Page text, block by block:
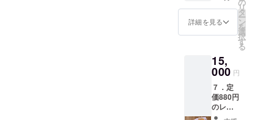
ルト引
と商品
をお送
た、レ
トルト
そのも
のは完
成次
第、
名前、
のご住
所、
スを必
ずご明
記くだ
さい。
プロ
ジェク
換番号
とお名
りしま
す。プ
クト終
了２ヶ
月後、
き）３
枚を、
します
（送料
込）。
プロ
ジェク
ト終了
２） 内
容：特
製の冷
凍ピロ
セット
（５個
入りx
２）と
ビーフ
ストロ
ガノフ
詳細を見る
リ
タ
ー
ン
を
選
択
す
る
15,
000 円
７．定
価880円
のレト
ルト引